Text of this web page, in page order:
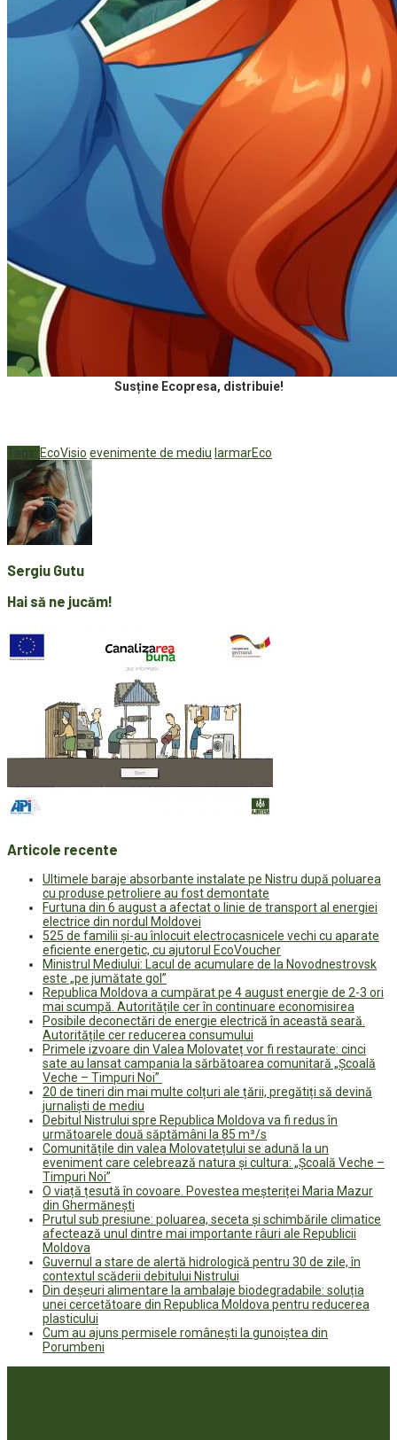
Susține Ecopresa, distribuie!
Tags: EcoVisio evenimente de mediu IarmarEco
Sergiu Gutu
Hai să ne jucăm!
Articole recente
Ultimele baraje absorbante instalate pe Nistru după poluarea
cu produse petroliere au fost demontate
Furtuna din 6 august a afectat o linie de transport al energiei
electrice din nordul Moldovei
525 de familii și-au înlocuit electrocasnicele vechi cu aparate
eficiente energetic, cu ajutorul EcoVoucher
Ministrul Mediului: Lacul de acumulare de la Novodnestrovsk
este „pe jumătate gol”
Republica Moldova a cumpărat pe 4 august energie de 2-3 ori
mai scumpă. Autoritățile cer în continuare economisirea
Posibile deconectări de energie electrică în această seară.
Autoritățile cer reducerea consumului
Primele izvoare din Valea Molovateț vor fi restaurate: cinci
sate au lansat campania la sărbătoarea comunitară „Școală
Veche – Timpuri Noi”
20 de tineri din mai multe colțuri ale țării, pregătiți să devină
jurnaliști de mediu
Debitul Nistrului spre Republica Moldova va fi redus în
următoarele două săptămâni la 85 m³/s
Comunitățile din valea Molovatețului se adună la un
eveniment care celebrează natura și cultura: „Școală Veche –
Timpuri Noi”
O viață țesută în covoare. Povestea meșteriței Maria Mazur
din Ghermănești
Prutul sub presiune: poluarea, seceta și schimbările climatice
afectează unul dintre mai importante râuri ale Republicii
Moldova
Guvernul a stare de alertă hidrologică pentru 30 de zile, în
contextul scăderii debitului Nistrului
Din deșeuri alimentare la ambalaje biodegradabile: soluția
unei cercetătoare din Republica Moldova pentru reducerea
plasticului
Cum au ajuns permisele românești la gunoiștea din
Porumbeni